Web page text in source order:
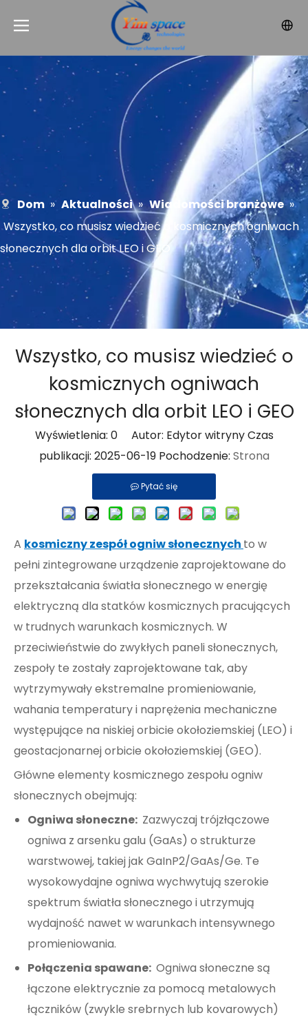
Dom » Aktualności » Wiadomości branżowe »
Wszystko, co musisz wiedzieć o kosmicznych ogniwach
słonecznych dla orbit LEO i GEO
Wszystko, co musisz wiedzieć o
kosmicznych ogniwach
słonecznych dla orbit LEO i GEO
Wyświetlenia: 0Autor: Edytor witryny Czas
publikacji: 2025-06-19 Pochodzenie: Strona
Pytać się
A kosmiczny zespół ogniw słonecznych to w
pełni zintegrowane urządzenie zaprojektowane do
przekształcania światła słonecznego w energię
elektryczną dla statków kosmicznych pracujących
w trudnych warunkach kosmicznych. W
przeciwieństwie do zwykłych paneli słonecznych,
zespoły te zostały zaprojektowane tak, aby
wytrzymywały ekstremalne promieniowanie,
wahania temperatury i naprężenia mechaniczne
występujące na niskiej orbicie okołoziemskiej (LEO) i
geostacjonarnej orbicie okołoziemskiej (GEO).
Główne elementy kosmicznego zespołu ogniw
słonecznych obejmują:
Ogniwa słoneczne: Zazwyczaj trójzłączowe
ogniwa z arsenku galu (GaAs) o strukturze
warstwowej, takiej jak GaInP2/GaAs/Ge. Te
wysokowydajne ogniwa wychwytują szerokie
spektrum światła słonecznego i utrzymują
wydajność nawet w warunkach intensywnego
promieniowania.
Połączenia spawane: Ogniwa słoneczne są
łączone elektrycznie za pomocą metalowych
łączników (zwykle srebrnych lub kovarowych)